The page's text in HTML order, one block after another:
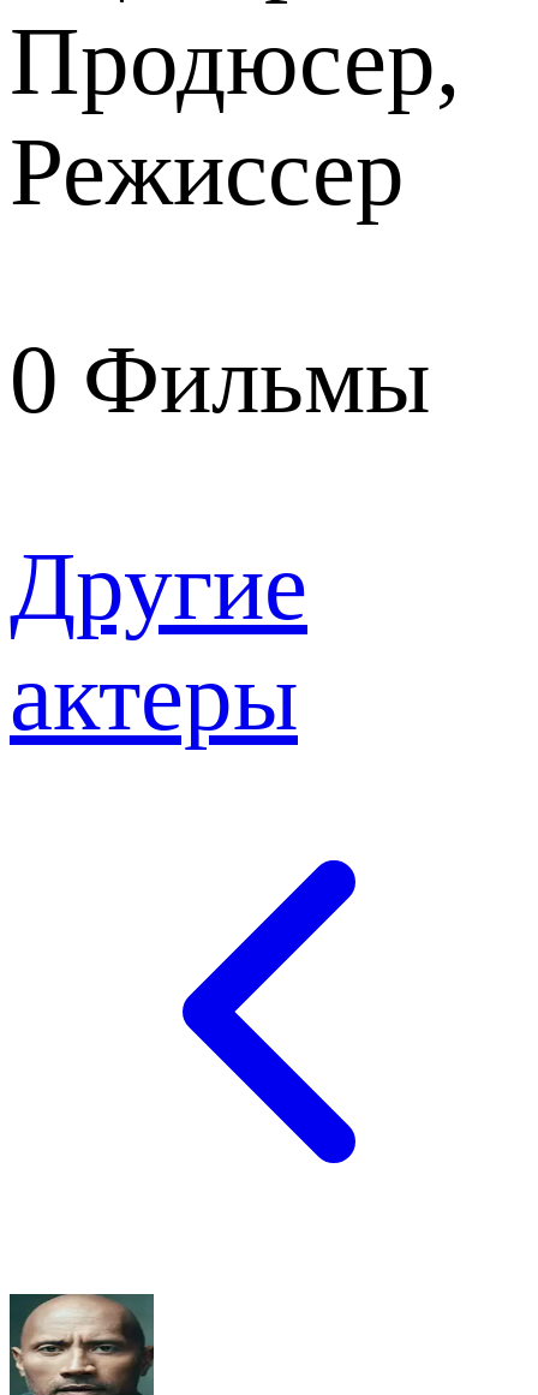
Продюсер,
Режиссер
0 Фильмы
Другие
актеры